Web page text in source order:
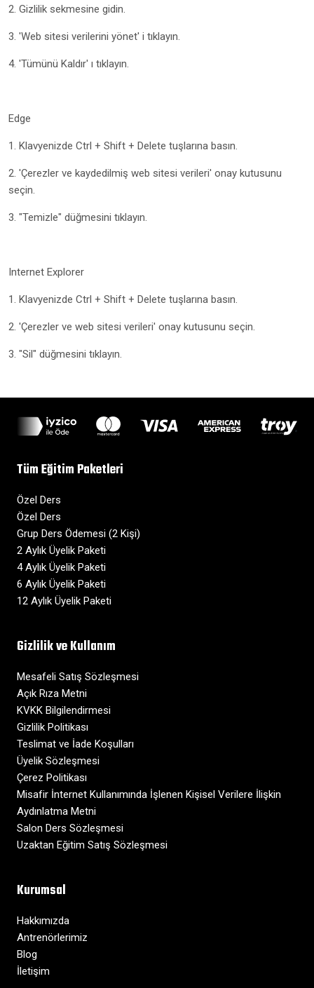
2. Gizlilik sekmesine gidin.
3. 'Web sitesi verilerini yönet' i tıklayın.
4. 'Tümünü Kaldır' ı tıklayın.
Edge
1. Klavyenizde Ctrl + Shift + Delete tuşlarına basın.
2. 'Çerezler ve kaydedilmiş web sitesi verileri' onay kutusunu
seçin.
3. "Temizle" düğmesini tıklayın.
Internet Explorer
1. Klavyenizde Ctrl + Shift + Delete tuşlarına basın.
2. 'Çerezler ve web sitesi verileri' onay kutusunu seçin.
3. "Sil" düğmesini tıklayın.
Tüm Eğitim Paketleri
Özel Ders
Özel Ders
Grup Ders Ödemesi (2 Kişi)
2 Aylık Üyelik Paketi
4 Aylık Üyelik Paketi
6 Aylık Üyelik Paketi
12 Aylık Üyelik Paketi
Gizlilik ve Kullanım
Mesafeli Satış Sözleşmesi
Açık Rıza Metni
KVKK Bilgilendirmesi
Gizlilik Politikası
Teslimat ve İade Koşulları
Üyelik Sözleşmesi
Çerez Politikası
Misafir İnternet Kullanımında İşlenen Kişisel Verilere İlişkin
Aydınlatma Metni
Salon Ders Sözleşmesi
Uzaktan Eğitim Satış Sözleşmesi
Kurumsal
Hakkımızda
Antrenörlerimiz
Blog
İletişim